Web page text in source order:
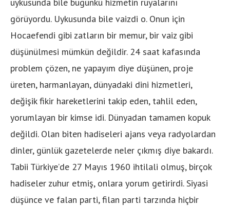
görüyordu. Uykusunda bile vaizdi o. Onun için
Hocaefendi gibi zatların bir memur, bir vaiz gibi
düşünülmesi mümkün değildir. 24 saat kafasında
problem çözen, ne yapayım diye düşünen, proje
üreten, harmanlayan, dünyadaki dini hizmetleri,
değişik fikir hareketlerini takip eden, tahlil eden,
yorumlayan bir kimse idi. Dünyadan tamamen kopuk
değildi. Olan biten hadiseleri ajans veya radyolardan
dinler, günlük gazetelerde neler çıkmış diye bakardı.
Tabii Türkiye’de 27 Mayıs 1960 ihtilali olmuş, birçok
hadiseler zuhur etmiş, onlara yorum getirirdi. Siyasi
düşünce ve falan parti, filan parti tarzında hiçbir